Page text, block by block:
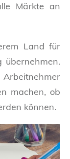
Märkte an
Land für
machen, ob
können.